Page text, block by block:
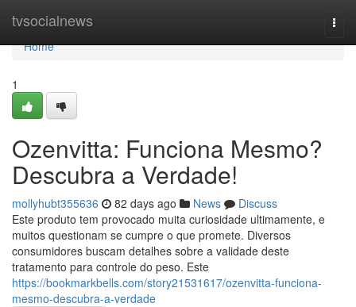
tvsocialnews
Home
Home
1
Ozenvitta: Funciona Mesmo?
Descubra a Verdade!
mollyhubt355636 82 days ago News
Discuss
Este produto tem provocado muita curiosidade ultimamente, e
muitos questionam se cumpre o que promete. Diversos
consumidores buscam detalhes sobre a validade deste
tratamento para controle do peso. Este
https://bookmarkbells.com/story21531617/ozenvitta-funciona-
mesmo-descubra-a-verdade